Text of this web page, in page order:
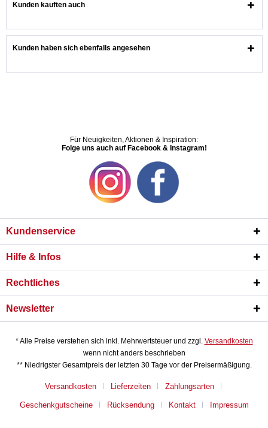
Kunden kauften auch
Kunden haben sich ebenfalls angesehen
Für Neuigkeiten, Aktionen & Inspiration:
Folge uns auch auf Facebook & Instagram!
Kundenservice
Hilfe & Infos
Rechtliches
Newsletter
* Alle Preise verstehen sich inkl. Mehrwertsteuer und zzgl. Versandkosten
wenn nicht anders beschrieben
** Niedrigster Gesamtpreis der letzten 30 Tage vor der Preisermäßigung.
Versandkosten Lieferzeiten Zahlungsarten
Geschenkgutscheine Rücksendung Kontakt Impressum